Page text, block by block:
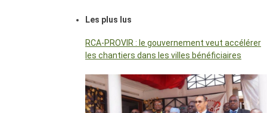
Les plus lus
RCA-PROVIR : le gouvernement veut accélérer
les chantiers dans les villes bénéficiaires